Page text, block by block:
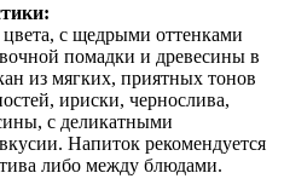
цвета, с щедрыми оттенками
помадки и древесины в
из мягких, приятных тонов
ириски, чернослива,
с деликатными
Напиток рекомендуется
либо между блюдами.